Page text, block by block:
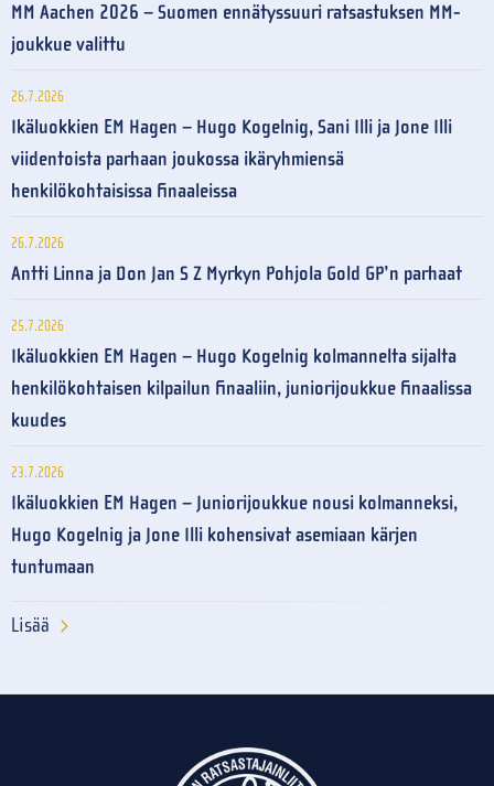
MM Aachen 2026 – Suomen ennätyssuuri ratsastuksen MM-
joukkue valittu
26.7.2026
Ikäluokkien EM Hagen – Hugo Kogelnig, Sani Illi ja Jone Illi
viidentoista parhaan joukossa ikäryhmiensä
henkilökohtaisissa finaaleissa
26.7.2026
Antti Linna ja Don Jan S Z Myrkyn Pohjola Gold GP’n parhaat
25.7.2026
Ikäluokkien EM Hagen – Hugo Kogelnig kolmannelta sijalta
henkilökohtaisen kilpailun finaaliin, juniorijoukkue finaalissa
kuudes
23.7.2026
Ikäluokkien EM Hagen – Juniorijoukkue nousi kolmanneksi,
Hugo Kogelnig ja Jone Illi kohensivat asemiaan kärjen
tuntumaan
Lisää